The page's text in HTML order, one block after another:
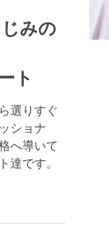
みの
ト
選りすぐ
ショナ
へ導いて
達です。